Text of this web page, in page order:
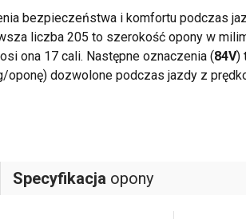
bezpieczeństwa i komfortu podczas
liczba 205 to szerokość opony w
ona 17 cali. Następne oznaczenia (84V)
dozwolone podczas jazdy z
Specyfikacja opony